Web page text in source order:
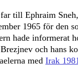
till Ephraim
1965 för den
hade informerat
och hans
med Irak